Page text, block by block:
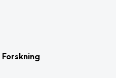
Forskning